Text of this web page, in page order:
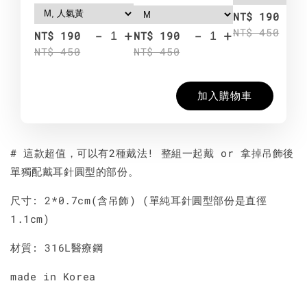
NT$ 190
NT$ 450
- +NT$ 190
NT$ 450
- +
NT$ 190
NT$ 450
加入購物車
# 這款超值，可以有2種戴法! 整組一起戴 or 拿掉吊飾後
單獨配戴耳針圓型的部份。
尺寸: 2*0.7cm(含吊飾) (單純耳針圓型部份是直徑
1.1cm)
材質: 316L醫療鋼
made in Korea